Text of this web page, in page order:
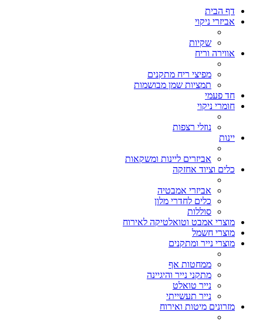
דף הבית
אביזרי ניקוי
שקיות
אווירה וריח
מפיצי ריח מתקנים
תמציות שמן מבושמות
חד פעמי
חומרי ניקוי
נוזלי רצפות
יינות
אביזרים ליינות ומשקאות
כלים וציוד אחזקה
אביזרי אמבטיה
כלים לחדרי מלון
סוללות
מוצרי אמבט וטואלטיקה לאירוח
מוצרי חשמל
מוצרי נייר ומתקנים
ממחטות אף
מתקני נייר והיגיינה
נייר טואלט
נייר תעשייתי
מזרונים מיטות ואירוח